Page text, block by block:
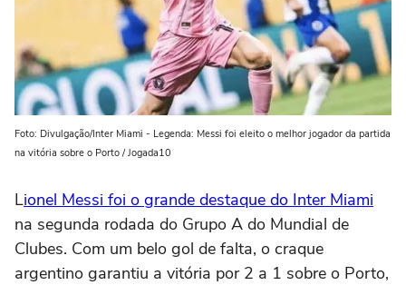
Foto: Divulgação/Inter Miami - Legenda: Messi foi eleito o melhor jogador da partida
na vitória sobre o Porto / Jogada10
Lionel Messi foi o grande destaque do Inter Miami
na segunda rodada do Grupo A do Mundial de
Clubes. Com um belo gol de falta, o craque
argentino garantiu a vitória por 2 a 1 sobre o Porto,